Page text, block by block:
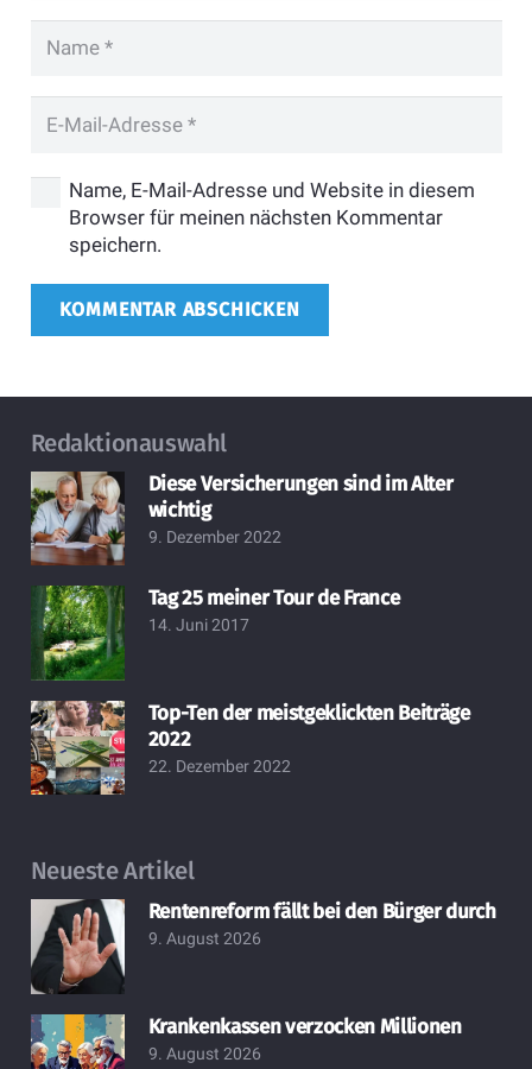
Name, E-Mail-Adresse und Website in diesem
Browser für meinen nächsten Kommentar
speichern.
KOMMENTAR ABSCHICKEN
Redaktionauswahl
Diese Versicherungen sind im Alter
wichtig
9. Dezember 2022
Tag 25 meiner Tour de France
14. Juni 2017
Top-Ten der meistgeklickten Beiträge
2022
22. Dezember 2022
Neueste Artikel
Rentenreform fällt bei den Bürger durch
9. August 2026
Krankenkassen verzocken Millionen
9. August 2026